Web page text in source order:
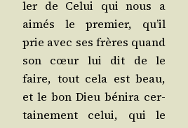
ler de Celui qui nous a
aimés le pre­mier, qu’il
prie avec ses frères quand
son cœur lui dit de le
faire, tout cela est beau,
et le bon Dieu béni­ra cer­
tai­ne­ment celui, qui le